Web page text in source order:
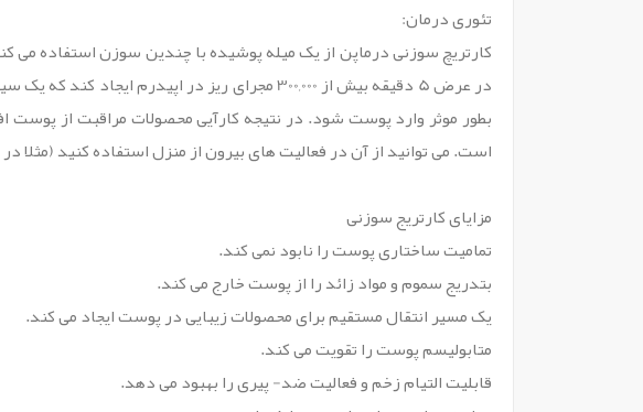
تئوری درمان:
کارتریچ سوزنی درماپن از یک میله پوشیده با چندین سوزن استفاده می
در عرض 5 دقیقه بیش از 300,000 مجرای ریز در
بطور موثر وارد پوست شود. در نتیجه کارآیی محصولات مراقبت از پوست
است. می توانید از آن در فعالیت های بیرون از منزل استفاده کنید
مزایای کارتریج سوزنی
تمامیت ساختاری پوست را نابود نمی کند.
بتدریج سموم و مواد زائد را از پوست خارج می کند.
یک مسیر انتقال مستقیم برای محصولات زیبایی در پوست ایجاد می کند.
متابولیسم پوست را تقویت می کند.
قابلیت التیام زخم و فعالیت ضد- پیری را بهبود می دهد.